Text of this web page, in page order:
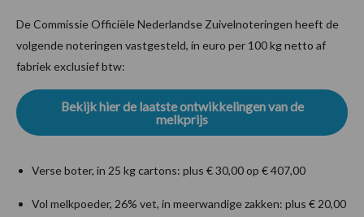
De Commissie Officiële Nederlandse Zuivelnoteringen heeft de
volgende noteringen vastgesteld, in euro per 100 kg netto af
fabriek exclusief btw:
Bekijk hier de laatste ontwikkelingen van de
melkprijs
Verse boter, in 25 kg cartons: plus € 30,00 op € 407,00
Vol melkpoeder, 26% vet, in meerwandige zakken: plus € 20,00